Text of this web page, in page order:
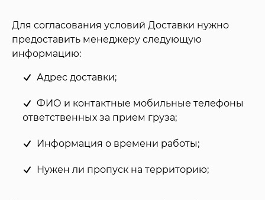
Для согласования условий Доставки нужно
предоставить менеджеру следующую
информацию:
Адрес доставки;
ФИО и контактные мобильные телефоны
ответственных за прием груза;
Информация о времени работы;
Нужен ли пропуск на территорию;